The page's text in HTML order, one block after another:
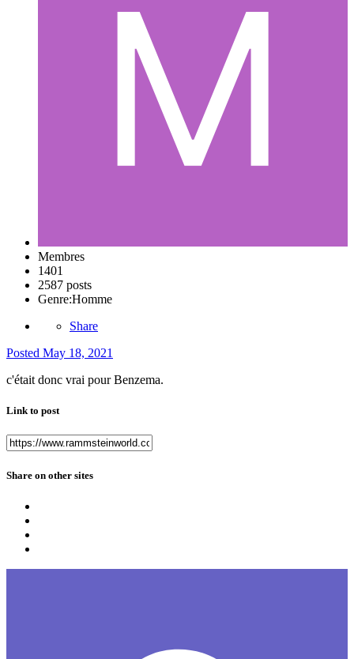
Membres
1401
2587 posts
Genre:Homme
Share
Posted May 18, 2021
c'était donc vrai pour Benzema.
Link to post
Share on other sites